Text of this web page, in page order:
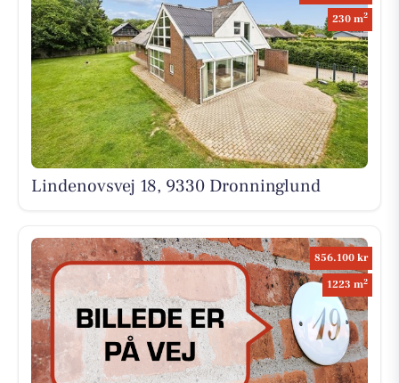
230 m2
Lindenovsvej 18, 9330 Dronninglund
856.100 kr
1223 m2